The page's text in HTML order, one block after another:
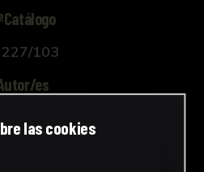
103
es
las cookies